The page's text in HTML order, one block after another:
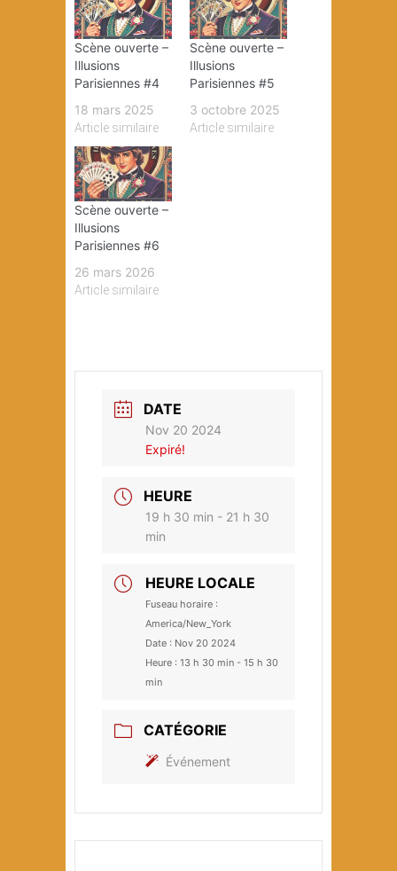
Scène ouverte –
Illusions
Parisiennes #4
18 mars 2025
Article similaire
Scène ouverte –
Illusions
Parisiennes #5
3 octobre 2025
Article similaire
Scène ouverte –
Illusions
Parisiennes #6
26 mars 2026
Article similaire
DATE
Nov 20 2024
Expiré!
HEURE
19 h 30 min - 21 h 30
min
HEURE LOCALE
Fuseau horaire :
America/New_York
Date : Nov 20 2024
Heure : 13 h 30 min - 15 h 30
min
CATÉGORIE
Événement